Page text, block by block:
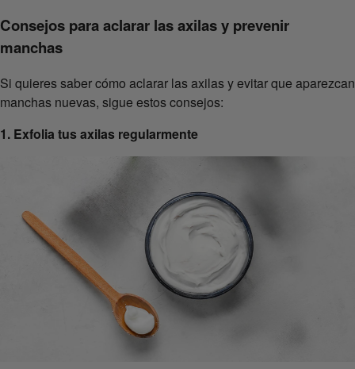
Consejos para aclarar las axilas y prevenir
manchas
Si quieres saber cómo aclarar las axilas y evitar que aparezcan
manchas nuevas, sigue estos consejos:
1. Exfolia tus axilas regularmente